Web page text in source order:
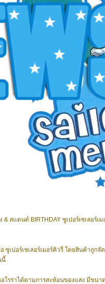
สแตนด์ BIRTHDAY ซูเปอร์เซเลอร์เ
ซูเปอร์เซเลอร์เมอร์คิวรี่ โดยสินค้าถูก
นี้
โรร่าได้ตามการสะท้อนของแสง มีขนา